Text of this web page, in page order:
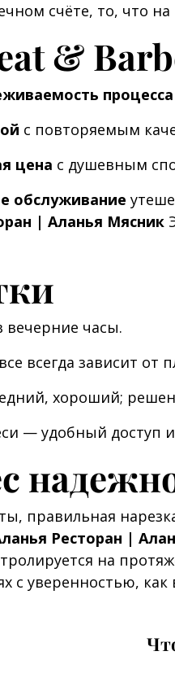
счёте, то, что
&
процесса
с повторяемым
цена с душевным
обслуживание
| Аланья Мясник
вечерние часы.
всегда зависит от
хороший;
— удобный доступ
правильная
Ресторан |
на
с уверенностью,